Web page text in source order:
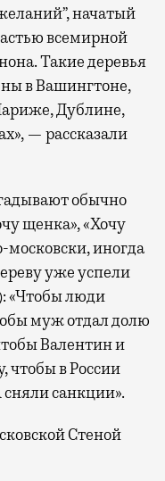
начатый
всемирной
Такие деревья
в Вашингтоне,
Дублине,
— рассказали
обычно
щенка», «Хочу
московски, иногда
уже успели
«Чтобы люди
муж отдал долю
Валентин и
чтобы в России
санкции».
Стеной